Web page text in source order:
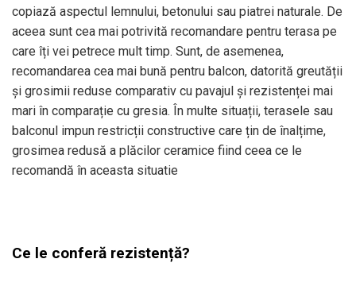
copiază aspectul lemnului, betonului sau piatrei naturale. De
aceea sunt cea mai potrivită recomandare pentru terasa pe
care îți vei petrece mult timp. Sunt, de asemenea,
recomandarea cea mai bună pentru balcon, datorită greutății
și grosimii reduse comparativ cu pavajul și rezistenței mai
mari în comparație cu gresia. În multe situații, terasele sau
balconul impun restricții constructive care țin de înalțime,
grosimea redusă a plăcilor ceramice fiind ceea ce le
recomandă în aceasta situatie
Ce le conferă rezistență?